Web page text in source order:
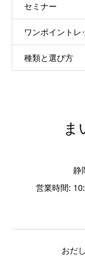
セミナー
ワンポイントレ
種類と選び方
ま
静
営業時間:
おだ